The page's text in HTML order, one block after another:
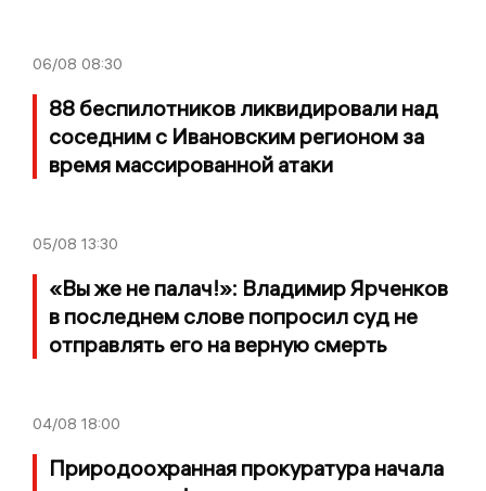
06/08 08:30
88 беспилотников ликвидировали над
соседним с Ивановским регионом за
время массированной атаки
05/08 13:30
«Вы же не палач!»: Владимир Ярченков
в последнем слове попросил суд не
отправлять его на верную смерть
04/08 18:00
Природоохранная прокуратура начала